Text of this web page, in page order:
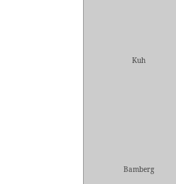
Kuh
Bamberg